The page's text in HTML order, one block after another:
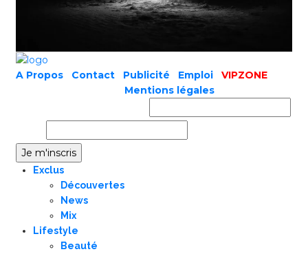
A Propos Contact Publicité Emploi
VIPZONE
Mentions légales
Exclus
Découvertes
News
Mix
Lifestyle
Beauté